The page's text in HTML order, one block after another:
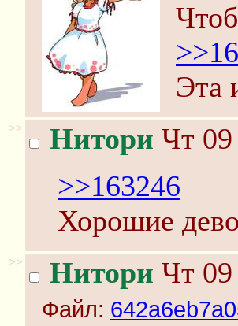
Эта
>> Нитори Чт
>>163246
Хорошие
>> Нитори Чт
Файл: